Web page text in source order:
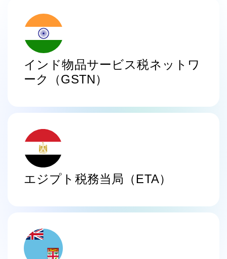
インド物品サービス税ネットワ
ーク（GSTN）
エジプト税務当局（ETA）